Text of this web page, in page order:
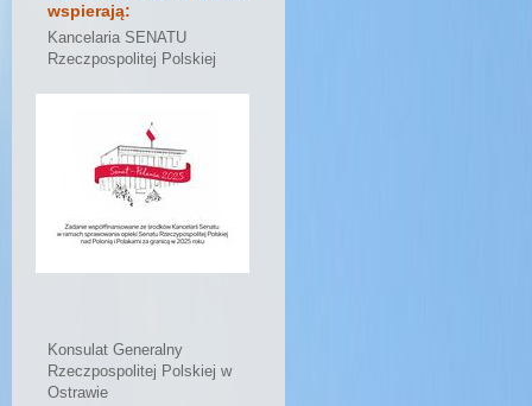
wspierają:
Kancelaria SENATU
Rzeczpospolitej Polskiej
Konsulat Generalny
Rzeczpospolitej Polskiej w
Ostrawie